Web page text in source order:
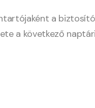
a
a következő